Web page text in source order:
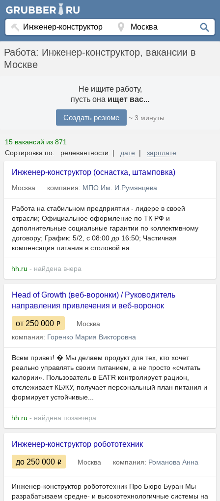
Работа: Инженер-конструктор, вакансии в
Москве
Не ищите работу,
пусть она ищет вас...
Создать резюме ~ 3 минуты
15 вакансий из 871
Сортировка по: релевантности | дате | зарплате
Инженер-конструктор (оснастка, штамповка)
Москва компания: МПО Им. И.Румянцева
Работа на стабильном предприятии - лидере в своей
отрасли; Официальное оформление по ТК РФ и
дополнительные социальные гарантии по коллективному
договору; График: 5/2, с 08:00 до 16:50; Частичная
компенсация питания в столовой на...
hh.ru - найдена вчера
Head of Growth (веб-воронки) / Руководитель
направления привлечения и веб-воронок
от 250 000
Москва
компания: Горенко Мария Викторовна
Всем привет! � Мы делаем продукт для тех, кто хочет
реально управлять своим питанием, а не просто «считать
калории». Пользователь в EATR контролирует рацион,
отслеживает КБЖУ, получает персональный план питания и
формирует устойчивые...
hh.ru - найдена позавчера
Инженер-конструктор робототехник
до 250 000 Москва компания: Романова Анна
Инженер-конструктор робототехник Про Бюро Буран Мы
разрабатываем средне- и высокотехнологичные системы на